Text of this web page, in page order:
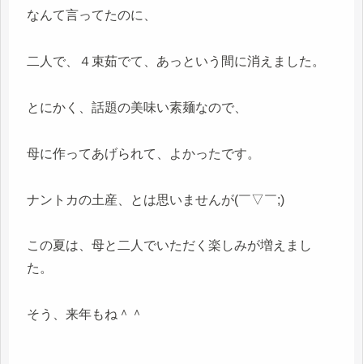
なんて言ってたのに、
二人で、４束茹でて、あっという間に消えました。
とにかく、話題の美味い素麺なので、
母に作ってあげられて、よかったです。
ナントカの土産、とは思いませんが(￣▽￣;)
この夏は、母と二人でいただく楽しみが増えまし
た。
そう、来年もね＾＾